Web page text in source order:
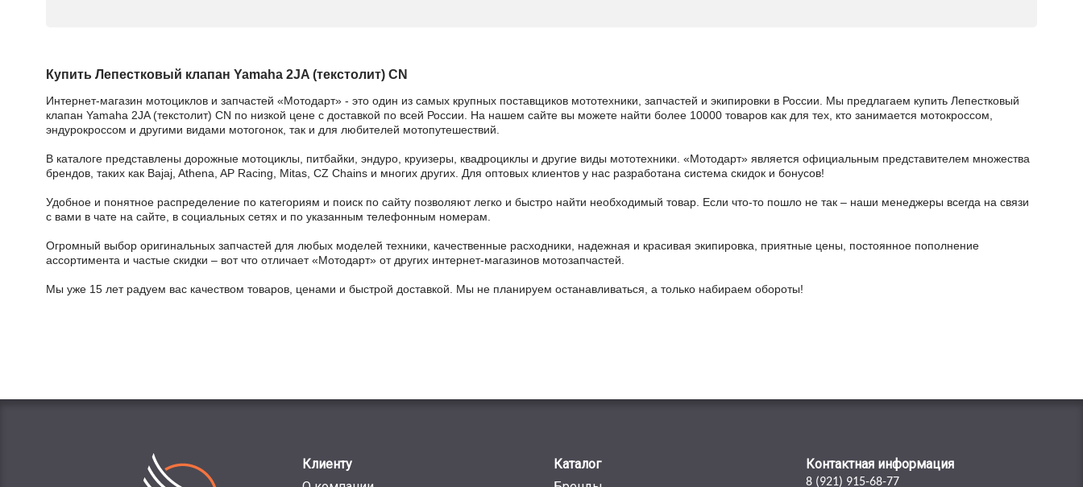
Купить Лепестковый клапан Yamaha 2JA (текстолит) CN
Интернет-магазин мотоциклов и запчастей «Мотодарт» - это один из самых крупных поставщиков мототехники, запчастей и экипировки в России. Мы предлагаем купить Лепестковый
клапан Yamaha 2JA (текстолит) CN по низкой цене с доставкой по всей России. На нашем сайте вы можете найти более 10000 товаров как для тех, кто занимается мотокроссом,
эндурокроссом и другими видами мотогонок, так и для любителей мотопутешествий.
В каталоге представлены дорожные мотоциклы, питбайки, эндуро, круизеры, квадроциклы и другие виды мототехники. «Мотодарт» является официальным представителем множества
брендов, таких как Bajaj, Athena, AP Racing, Mitas, CZ Chains и многих других. Для оптовых клиентов у нас разработана система скидок и бонусов!
Удобное и понятное распределение по категориям и поиск по сайту позволяют легко и быстро найти необходимый товар. Если что-то пошло не так – наши менеджеры всегда на связи
с вами в чате на сайте, в социальных сетях и по указанным телефонным номерам.
Огромный выбор оригинальных запчастей для любых моделей техники, качественные расходники, надежная и красивая экипировка, приятные цены, постоянное пополнение
ассортимента и частые скидки – вот что отличает «Мотодарт» от других интернет-магазинов мотозапчастей.
Мы уже 15 лет радуем вас качеством товаров, ценами и быстрой доставкой. Мы не планируем останавливаться, а только набираем обороты!
Клиенту
Каталог
Контактная информация
8 (921) 915-68-77